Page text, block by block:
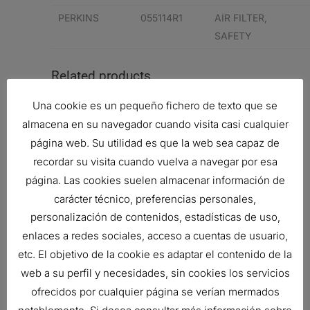
PERKINS 055114R1
AIR FILTER,
SAFETY
Related products
Una cookie es un pequeño fichero de texto que se
almacena en su navegador cuando visita casi cualquier
página web. Su utilidad es que la web sea capaz de
recordar su visita cuando vuelva a navegar por esa
página. Las cookies suelen almacenar información de
carácter técnico, preferencias personales,
personalización de contenidos, estadísticas de uso,
enlaces a redes sociales, acceso a cuentas de usuario,
etc. El objetivo de la cookie es adaptar el contenido de la
web a su perfil y necesidades, sin cookies los servicios
ofrecidos por cualquier página se verían mermados